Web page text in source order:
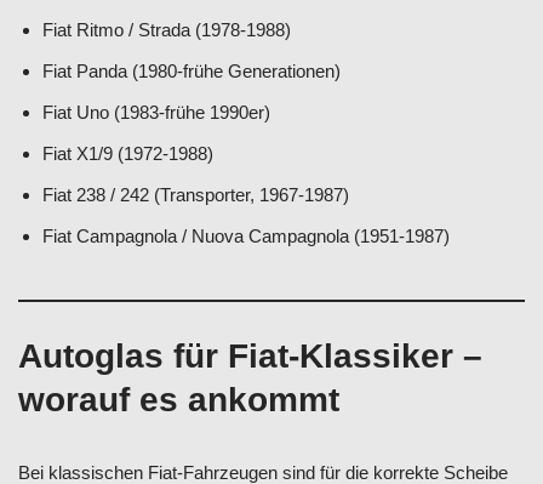
Fiat Ritmo / Strada (1978-1988)
Fiat Panda (1980-frühe Generationen)
Fiat Uno (1983-frühe 1990er)
Fiat X1/9 (1972-1988)
Fiat 238 / 242 (Transporter, 1967-1987)
Fiat Campagnola / Nuova Campagnola (1951-1987)
Autoglas für Fiat-Klassiker –
worauf es ankommt
Bei klassischen Fiat-Fahrzeugen sind für die korrekte Scheibe